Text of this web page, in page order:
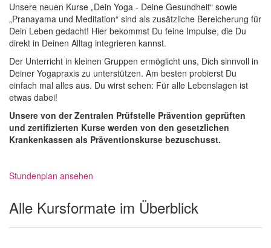
Unsere neuen Kurse „Dein Yoga - Deine Gesundheit“ sowie
„Pranayama und Meditation“ sind als zusätzliche Bereicherung für
Dein Leben gedacht! Hier bekommst Du feine Impulse, die Du
direkt in Deinen Alltag integrieren kannst.
Der Unterricht in kleinen Gruppen ermöglicht uns, Dich sinnvoll in
Deiner Yogapraxis zu unterstützen. Am besten probierst Du
einfach mal alles aus. Du wirst sehen: Für alle Lebenslagen ist
etwas dabei!
Unsere von der Zentralen Prüfstelle Prävention geprüften
und zertifizierten Kurse werden von den gesetzlichen
Krankenkassen als Präventionskurse bezuschusst.
Stundenplan ansehen
Alle Kursformate im Überblick